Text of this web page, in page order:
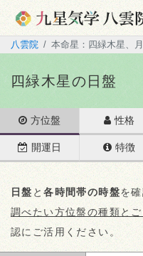
八雲院 本命星：四緑木星、
四緑木星の日盤
方位盤 性格
開運日 特徴
日盤 と各時間帯の時盤を
調べたい方位盤の種類と
認にご活用ください。